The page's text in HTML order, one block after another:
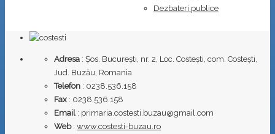
Dezbateri publice
Adresa : Șos. București, nr. 2, Loc. Costești, com. Costești,
Jud. Buzău, Romania
Telefon : 0238.536.158
Fax : 0238.536.158
Email : primaria.costesti.buzau@gmail.com
Web: www.costesti-buzau.ro